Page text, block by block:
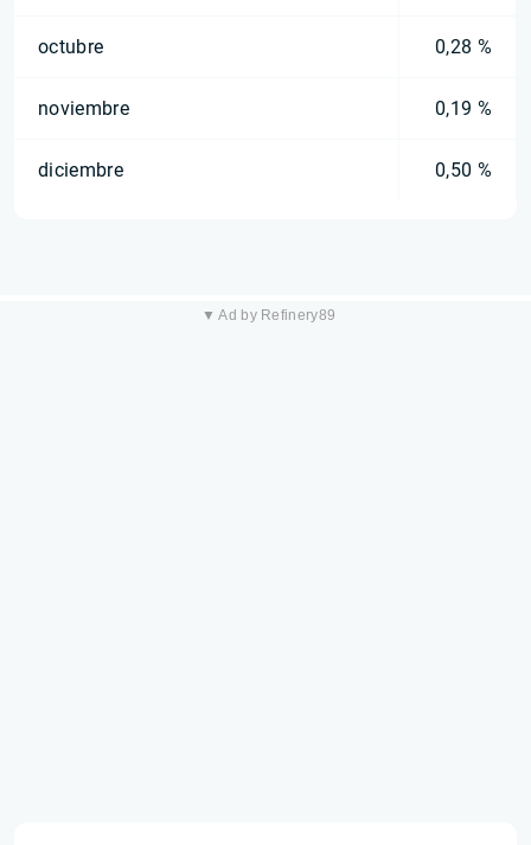
octubre 0,28 %
noviembre 0,19 %
diciembre 0,50 %
▼ Ad by Refinery89